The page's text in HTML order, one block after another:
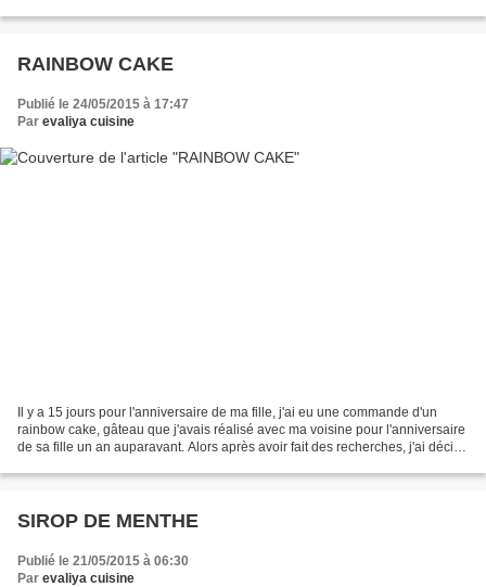
RAINBOW CAKE
Publié le 24/05/2015 à 17:47
Par evaliya cuisine
Il y a 15 jours pour l'anniversaire de ma fille, j'ai eu une commande d'un
rainbow cake, gâteau que j'avais réalisé avec ma voisine pour l'anniversaire
de sa fille un an auparavant. Alors après avoir fait des recherches, j'ai décidé
SIROP DE MENTHE
Publié le 21/05/2015 à 06:30
Par evaliya cuisine